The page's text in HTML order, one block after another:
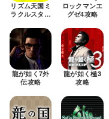
リズム天国ミ
ラクルスター
ロックマンエ
グゼ4攻略
龍が如く7外
伝攻略
龍が如く極3
攻略